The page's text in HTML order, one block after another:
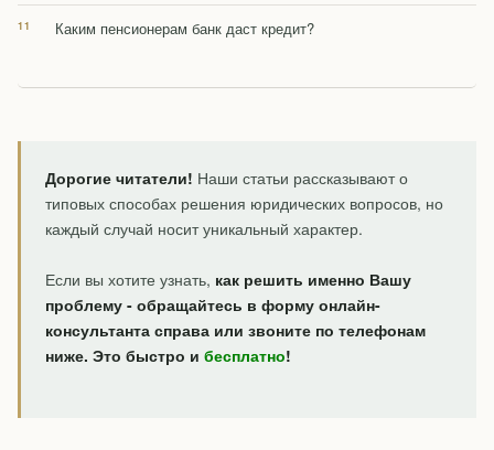
Каким пенсионерам банк даст кредит?
Дорогие читатели! Наши статьи рассказывают о
типовых способах решения юридических вопросов, но
каждый случай носит уникальный характер.
Если вы хотите узнать, как решить именно Вашу
проблему - обращайтесь в форму онлайн-
консультанта справа или звоните по телефонам
ниже. Это быстро и бесплатно!